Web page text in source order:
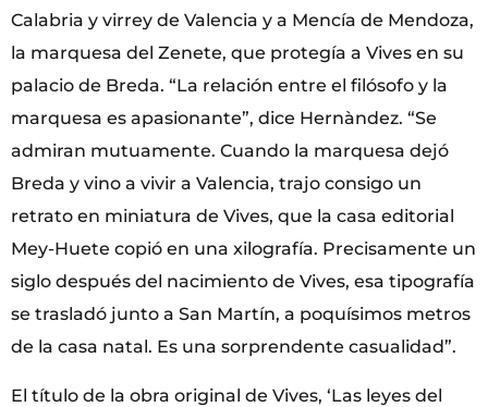
Calabria y virrey de Valencia y a Mencía de Mendoza,
la marquesa del Zenete, que protegía a Vives en su
palacio de Breda. “La relación entre el filósofo y la
marquesa es apasionante”, dice Hernàndez. “Se
admiran mutuamente. Cuando la marquesa dejó
Breda y vino a vivir a Valencia, trajo consigo un
retrato en miniatura de Vives, que la casa editorial
Mey-Huete copió en una xilografía. Precisamente un
siglo después del nacimiento de Vives, esa tipografía
se trasladó junto a San Martín, a poquísimos metros
de la casa natal. Es una sorprendente casualidad”.
El título de la obra original de Vives, ‘Las leyes del